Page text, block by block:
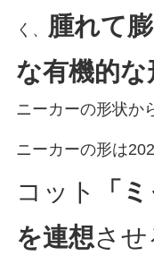
く、
腫れて
な有機的な
ニーカーの形状か
ニーカーの形は
コット
「
を連想さ